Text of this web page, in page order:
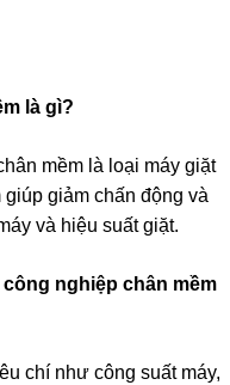
là gì?
mềm là loại máy giặt
giảm chấn động và
và hiệu suất giặt.
nghiệp chân mềm
chí như công suất máy,